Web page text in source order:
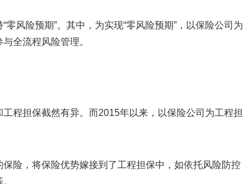
风险预期”。其中，为实现“零风险预期”，以保险公司为
与全流程风险管理。
程担保截然有异。而2015年以来，以保险公司为工程担
险，将保险优势嫁接到了工程担保中，如依托风险防控